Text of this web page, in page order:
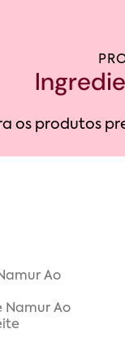
os produtos
Namur Ao